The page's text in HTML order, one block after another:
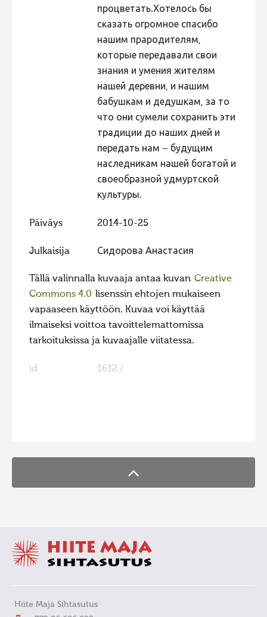
процветать.Хотелось бы
сказать огромное спасибо
нашим прародителям,
которые передавали свои
знания и умения жителям
нашей деревни, и нашим
бабушкам и дедушкам, за то
что они сумели сохранить эти
традиции до наших дней и
передать нам – будущим
наследникам нашей богатой и
своеобразной удмуртской
культуры.
Päiväys 2014-10-25
Julkaisija Сидорова Анастасия
Tällä valinnalla kuvaaja antaa kuvan Creative
Commons 4.0 lisenssin ehtojen mukaiseen
vapaaseen käyttöön. Kuvaa voi käyttää
ilmaiseksi voittoa tavoittelemattomissa
tarkoituksissa ja kuvaajalle viitatessa.
id 1612 /
Hiite Maja Sihtasutus